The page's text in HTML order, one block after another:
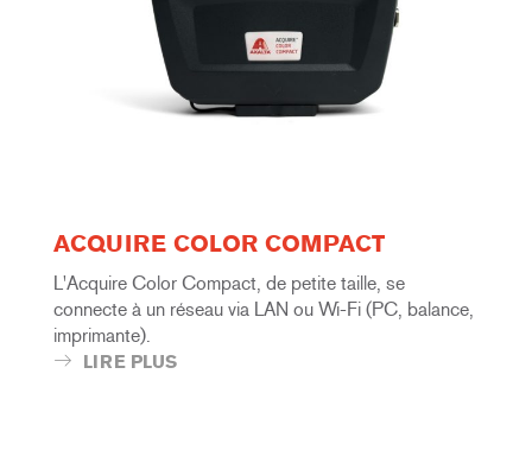
ACQUIRE COLOR COMPACT
L'Acquire Color Compact, de petite taille, se
connecte à un réseau via LAN ou Wi-Fi (PC, balance,
imprimante).
LIRE PLUS